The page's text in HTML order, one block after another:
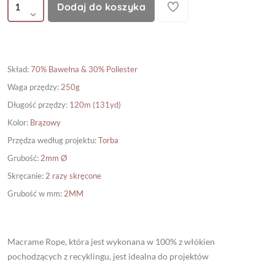
Dodaj do koszyka
Skład:70% Bawełna & 30% Poliester
Waga przędzy: 250g
Długość przędzy: 120m (131yd)
Kolor: Brązowy
Przędza według projektu:Torba
Grubość: 2mm Ø
Skręcanie: 2 razy skręcone
Grubość w mm: 2MM
Macrame Rope, która jest wykonana w 100% z włókien
pochodzących z recyklingu, jest idealna do projektów